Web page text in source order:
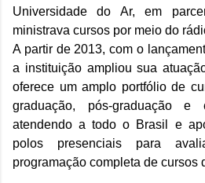
Universidade do Ar, em
ministrava cursos por meio do
A partir de 2013, com o
a instituição ampliou sua
oferece um amplo portfólio de
graduação, pós-graduação e
atendendo a todo o Brasil e
polos presenciais para
programação completa de cursos